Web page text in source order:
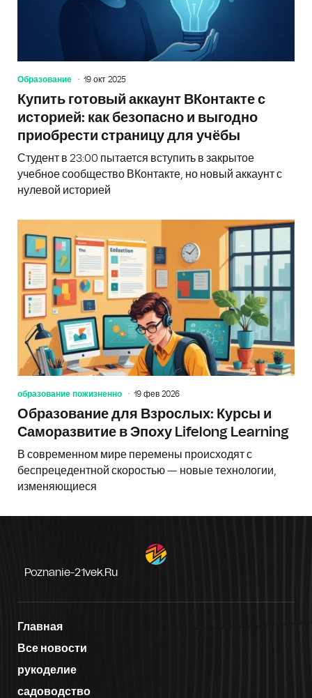
Образование 19 окт 2025
Купить готовый аккаунт ВКонтакте с
историей: как безопасно и выгодно
приобрести страницу для учёбы
Студент в 23:00 пытается вступить в закрытое
учебное сообщество ВКонтакте, но новый аккаунт с
нулевой историей
образование пожизненно 19 фев 2026
Образование для Взрослых: Курсы и
Саморазвитие в Эпоху Lifelong Learning
В современном мире перемены происходят с
беспрецедентной скоростью — новые технологии,
изменяющиеся
Poznanie-21vek.ru
Главная
Все новости
рукоделие
садоводство